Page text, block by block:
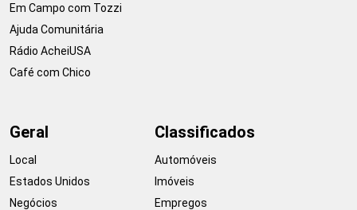
Em Campo com Tozzi
Ajuda Comunitária
Rádio AcheiUSA
Café com Chico
Geral
Local
Estados Unidos
Negócios
Classificados
Automóveis
Imóveis
Empregos